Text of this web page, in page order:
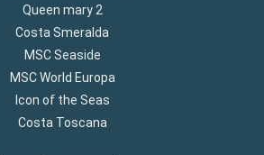
Queen mary 2
Costa Smeralda
MSC Seaside
MSC World Europa
Icon of the Seas
Costa Toscana